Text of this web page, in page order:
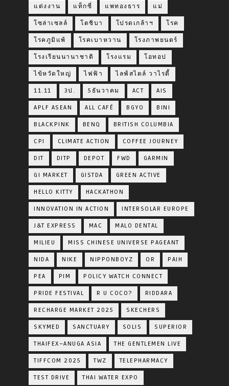
แต่งงาน แท็กซี่ แพทองธาร แม่
โซล่าเซลล์ โตชิบา โปรดเกล้าฯ โรค
โรคภูมิแพ้ โรคเบาหวาน โรงภาพยนตร์
โรงเรียนนานาชาติ โรงแรม โอทอป
ไข้หวัดใหญ่ ไฟฟ้า ไลฟ์สไตล์ วาไรตี้
11.11 3ป. 5ธันวาคม ACT AIS
APLF ASEAN ALL CAFÉ BGYO BINI
BLACKPINK BENQ BRITISH COLUMBIA
CPI CLIMATE ACTION COFFEE JOURNEY
DIT DITP DEPOT FWD GARMIN
GI MARKET GISTDA GREEN ACTIVE
HELLO KITTY HACKATHON
INNOVATION IN ACTION INTERSOLAR EUROPE
J&T EXPRESS MAC MALO DENTAL
MILIEU MISS CHINESE UNIVERSE PAGEANT
NIDA NIKE NIPPONBOYZ OR PAIH
PEA PIM POLICY WATCH CONNECT
PRIDE FESTIVAL R U COCO? RIDDARA
RECHARGE MARKET 2025 SKECHERS
SKYMED SANCTUARY SOLIS SUPERIOR
THAIFEX–ANUGA ASIA THE GENTLEMEN LIVE
TIFFCOM 2025 TWZ TELEPHARMACY
TEST DRIVE THAI WATER EXPO